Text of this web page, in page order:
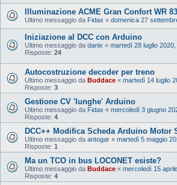
Illuminazione ACME Gran Confort WR
Ultimo messaggio da Fidax « domenica 27
Iniziazione al DCC con Arduino
Ultimo messaggio da danix « martedì 28 luglio
Risposte: 24
Autocostruzione decoder per treno
Ultimo messaggio da Buddace « martedì 14 luglio
Risposte: 3
Gestione CV 'lunghe' Arduino
Ultimo messaggio da Fidax « mercoledì 3 giugno
Risposte: 4
DCC++ Modifica Scheda Arduino Motor
Ultimo messaggio da antogar « martedì 5 maggio
Risposte: 1
Ma un TCO in bus LOCONET esiste?
Ultimo messaggio da Buddace « mercoledì 15
Risposte: 4